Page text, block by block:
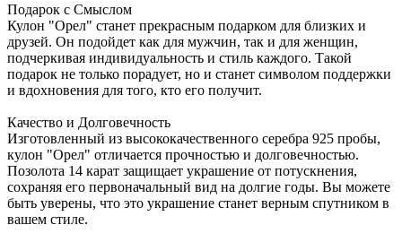
Подарок с Смыслом
Кулон "Орел" станет прекрасным подарком для близких и
друзей. Он подойдет как для мужчин, так и для женщин,
подчеркивая индивидуальность и стиль каждого. Такой
подарок не только порадует, но и станет символом поддержки
и вдохновения для того, кто его получит.
Качество и Долговечность
Изготовленный из высококачественного серебра 925 пробы,
кулон "Орел" отличается прочностью и долговечностью.
Позолота 14 карат защищает украшение от потускнения,
сохраняя его первоначальный вид на долгие годы. Вы можете
быть уверены, что это украшение станет верным спутником в
вашем стиле.